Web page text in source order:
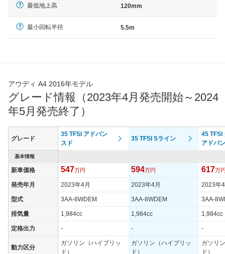
最低地上高 120mm
最小回転半径 5.5m
アウディ A4 2016年モデル
グレード情報（2023年4月発売開始～2024
年5月発売終了）
グレード
35 TFSI アドバン
スド
35 TFSI Sライン
45 TFSI
アドバ
基本情報
新車価格 547万円 594万円 617万
発売年月 2023年4月 2023年4月 2023年
型式 3AA-8WDEM 3AA-8WDEM 3AA-
排気量 1,984cc 1,984cc 1,984cc
定格出力 - - -
動力区分
ガソリン（ハイブリッ
ド）
ガソリン（ハイブリッ
ド）
ガソリ
ド）